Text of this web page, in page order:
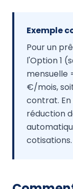
Exemple
Pour un
l'Option 1
mensuelle
€/mois,
contrat.
réduction
cotisations.